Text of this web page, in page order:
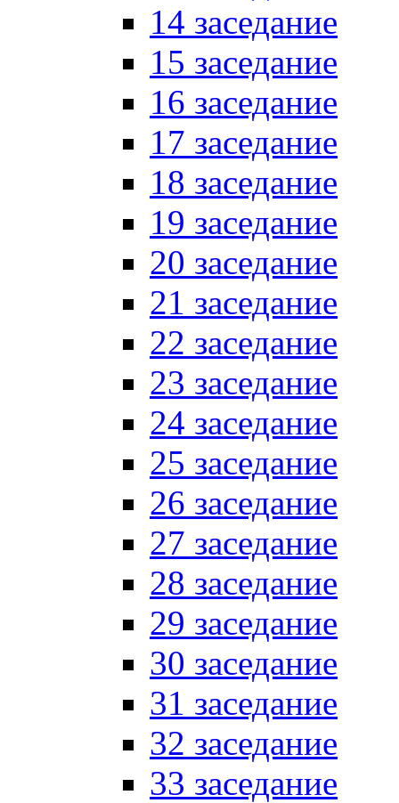
14 заседание
15 заседание
16 заседание
17 заседание
18 заседание
19 заседание
20 заседание
21 заседание
22 заседание
23 заседание
24 заседание
25 заседание
26 заседание
27 заседание
28 заседание
29 заседание
30 заседание
31 заседание
32 заседание
33 заседание